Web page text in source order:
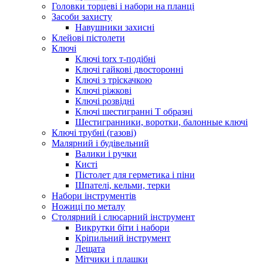
Головки торцеві і набори на планці
Засоби захисту
Навушники захисні
Клейові пістолети
Ключі
Ключі torx т-подібні
Ключі гайкові двосторонні
Ключі з тріскачкою
Ключі ріжкові
Ключі розвідні
Ключі шестигранні Т образні
Шестигранники, воротки, балонные ключі
Ключі трубні (газові)
Малярний і будівельний
Валики і ручки
Кисті
Пістолет для герметика і піни
Шпателі, кельми, терки
Набори інструментів
Ножиці по металу
Столярний і слюсарний інструмент
Викрутки біти і набори
Кріпильний інструмент
Лещата
Мітчики і плашки